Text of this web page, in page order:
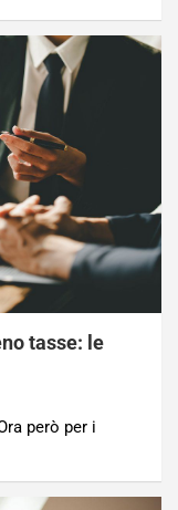
tasse: le
però per i